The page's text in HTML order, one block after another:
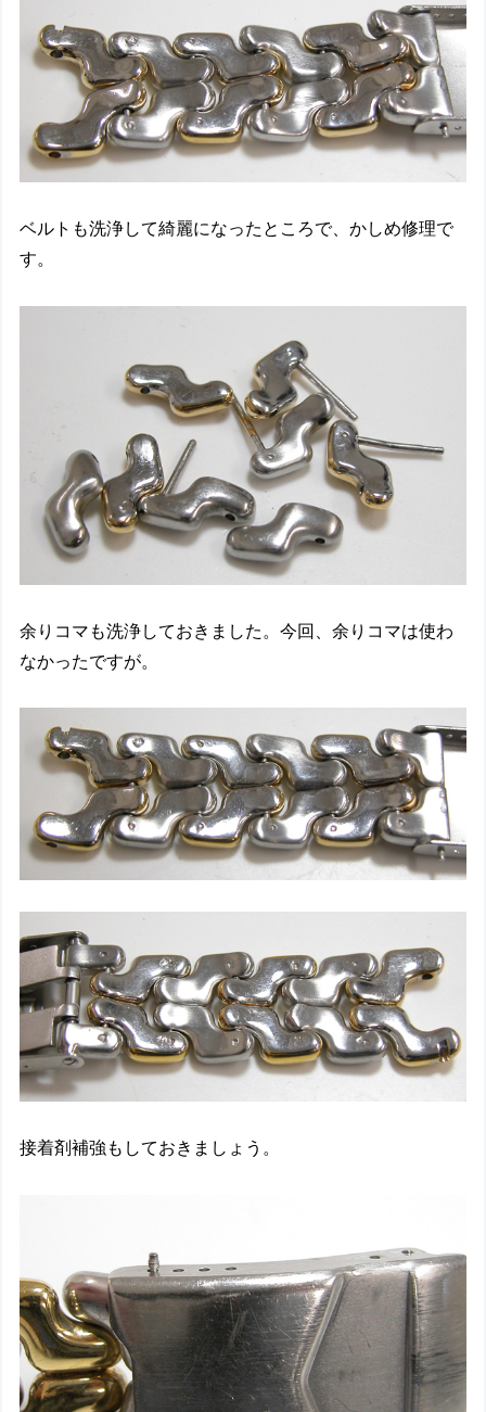
ベルトも洗浄して綺麗になったところで、かしめ修理で
す。
余りコマも洗浄しておきました。今回、余りコマは使わ
なかったですが。
接着剤補強もしておきましょう。